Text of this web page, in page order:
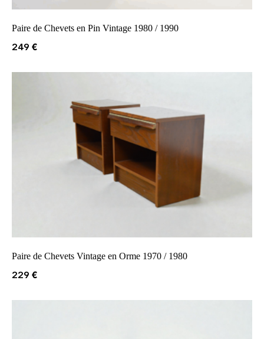
Paire de Chevets en Pin Vintage 1980 / 1990
249 €
Paire de Chevets Vintage en Orme 1970 / 1980
229 €